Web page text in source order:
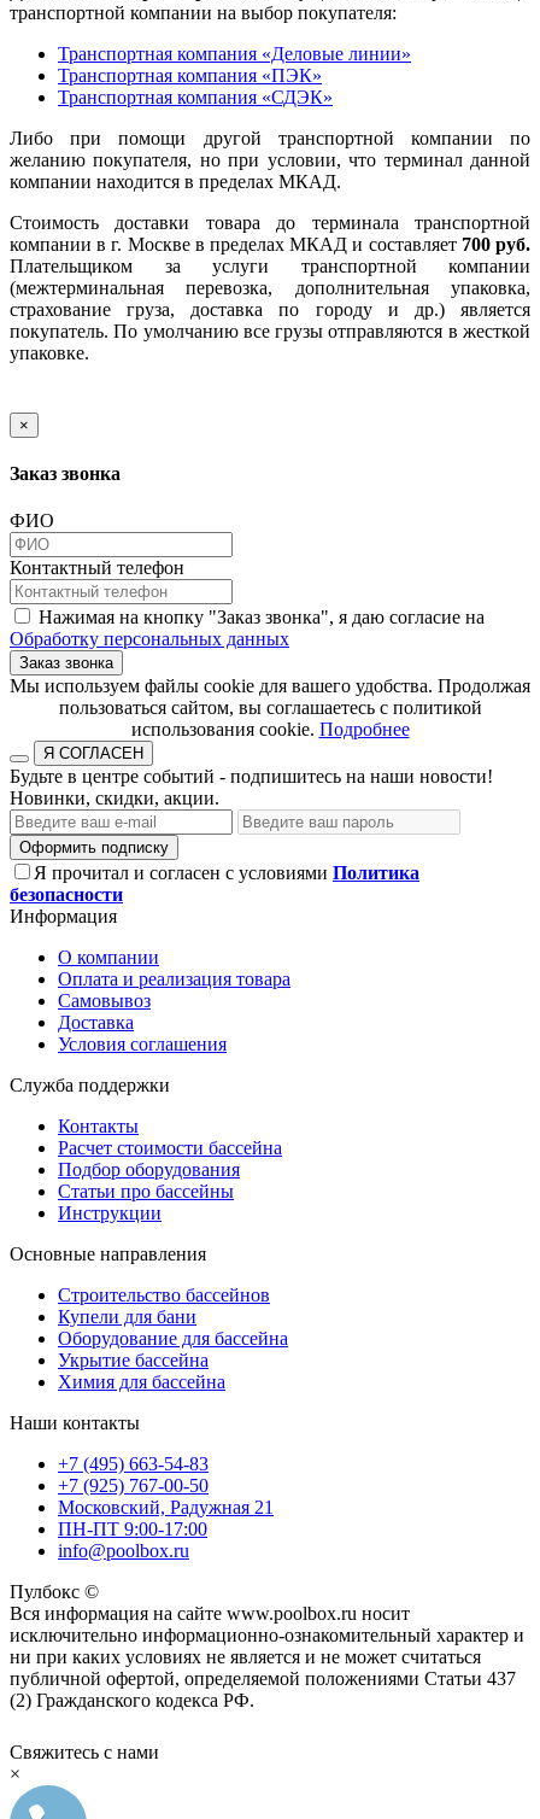
транспортной компании на выбор покупателя:
Транспортная компания «Деловые линии»
Транспортная компания «ПЭК»
Транспортная компания «СДЭК»
Либо при помощи другой транспортной компании по
желанию покупателя, но при условии, что терминал данной
компании находится в пределах МКАД.
Стоимость доставки товара до терминала транспортной
компании в г. Москве в пределах МКАД и составляет 700 руб.
Плательщиком за услуги транспортной компании
(межтерминальная перевозка, дополнительная упаковка,
страхование груза, доставка по городу и др.) является
покупатель. По умолчанию все грузы отправляются в жесткой
упаковке.
×
Заказ звонка
ФИО
Контактный телефон
Нажимая на кнопку "Заказ звонка", я даю согласие на
Обработку персональных данных
Заказ звонка
​​​​​​​Мы используем файлы cookie для вашего удобства. Продолжая
пользоваться сайтом, вы соглашаетесь с политикой
использования cookie.​​​​​​​ Подробнее
Я СОГЛАСЕН
Будьте в центре событий - подпишитесь на наши новости!
Новинки, скидки, акции.
Оформить подписку
Я прочитал и согласен с условиями Политика
безопасности
Информация
О компании
Оплата и реализация товара
Самовывоз
Доставка
Условия соглашения
Служба поддержки
Контакты
Расчет стоимости бассейна
Подбор оборудования
Статьи про бассейны
Инструкции
Основные направления
Строительство бассейнов
Купели для бани
Оборудование для бассейна
Укрытие бассейна
Химия для бассейна
Наши контакты
+7 (495) 663-54-83
+7 (925) 767-00-50
Московский, Радужная 21
ПН-ПТ 9:00-17:00
info@poolbox.ru
Пулбокс ©
Вся информация на сайте www.poolbox.ru носит
исключительно информационно-ознакомительный характер и
ни при каких условиях не является и не может считаться
публичной офертой, определяемой положениями Статьи 437
(2) Гражданского кодекса РФ.
Свяжитесь с нами
×